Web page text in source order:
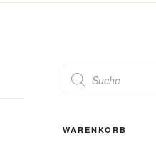
Products
search
WARENKORB